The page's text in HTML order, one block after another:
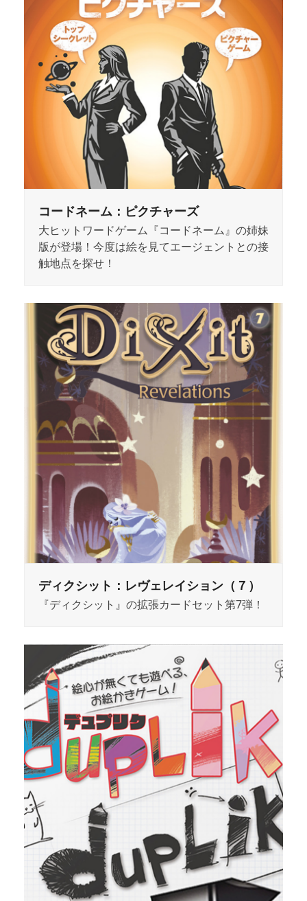
コードネーム：ピクチャーズ
大ヒットワードゲーム『コードネーム』の姉妹
版が登場！今度は絵を見てエージェントとの接
触地点を探せ！
ディクシット：レヴェレイション（７）
『ディクシット』の拡張カードセット第7弾！